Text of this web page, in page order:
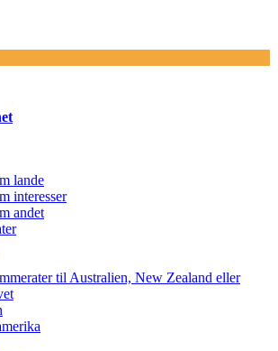
lande
interesser
andet
til Australien, New Zealand eller